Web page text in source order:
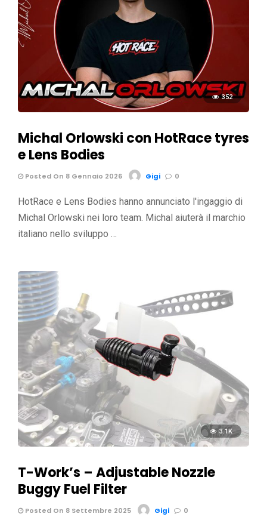
352
Michal Orlowski con HotRace tyres
e Lens Bodies
Posted On 8 Gennaio 2026 Gigi 0
HotRace e Lens Bodies hanno annunciato l'ingaggio di
Michal Orlowski nei loro team. Michal aiuterà il marchio
italiano nello sviluppo …
3.1K
T-Work’s – Adjustable Nozzle
Buggy Fuel Filter
Posted On 8 Settembre 2025 Gigi 0